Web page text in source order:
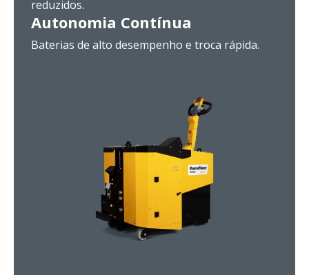
reduzidos.
Autonomia Contínua
Baterias de alto desempenho e troca rápida.